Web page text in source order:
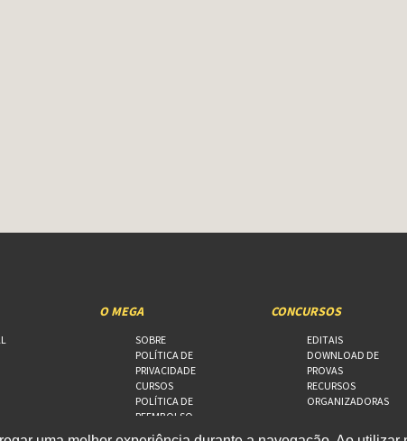
O MEGA
SOBRE
POLÍTICA DE
PRIVACIDADE
CURSOS
POLÍTICA DE
REEMBOLSO
FALE CONOSCO
CONCURSOS
EDITAIS
DOWNLOAD DE
PROVAS
RECURSOS
ORGANIZADORAS